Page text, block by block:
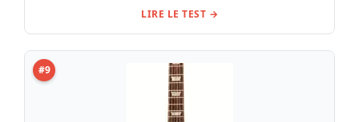
LIRE LE TEST →
#9